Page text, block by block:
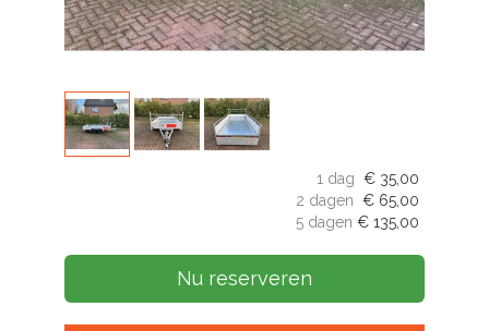
1 dag € 35,00
2 dagen € 65,00
5 dagen € 135,00
Nu reserveren